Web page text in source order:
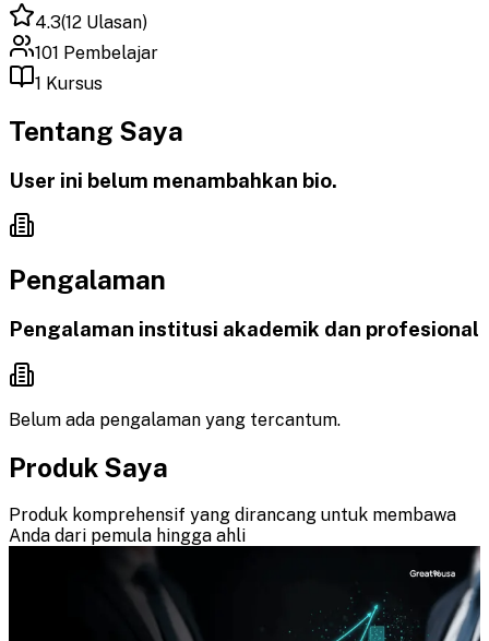
4.3(12 Ulasan)
101 Pembelajar
1 Kursus
Tentang Saya
User ini belum menambahkan bio.
Pengalaman
Pengalaman institusi akademik dan profesional
Belum ada pengalaman yang tercantum.
Produk Saya
Produk komprehensif yang dirancang untuk membawa
Anda dari pemula hingga ahli